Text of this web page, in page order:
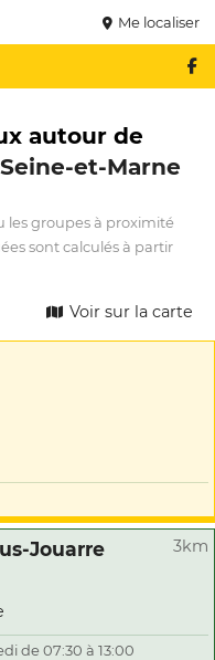
Me localiser
autour de
Seine-et-Marne
les groupes à proximité
sont calculés à partir
Voir sur la carte
Jouarre 3km
de 07:30 à 13:00